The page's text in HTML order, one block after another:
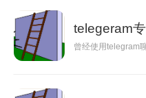
telegeram
曾经使用telegram